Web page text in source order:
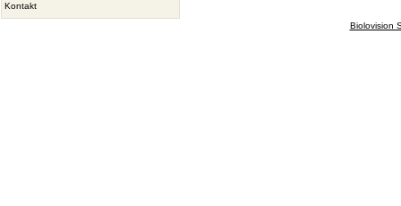
Kontakt
Biolovision